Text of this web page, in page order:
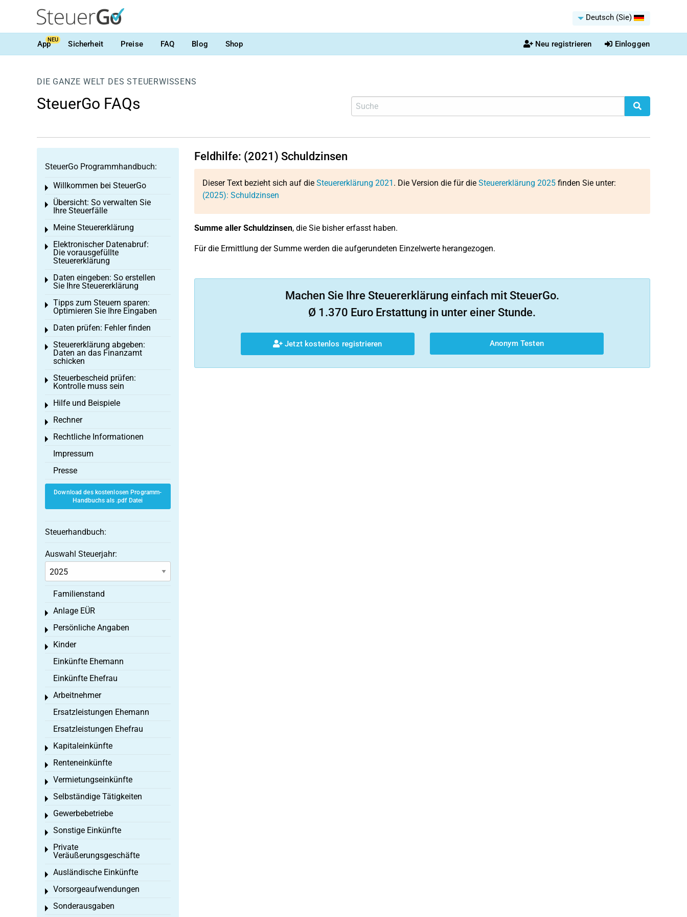
Deutsch (Sie)
AppNEU Sicherheit Preise FAQ Blog Shop Neu registrieren Einloggen
DIE GANZE WELT DES STEUERWISSENS
SteuerGo FAQs
Feldhilfe: (2021) Schuldzinsen
Dieser Text bezieht sich auf die Steuererklärung 2021 . Die Version die für die Steuererklärung 2025finden Sie unter:
(2025): Schuldzinsen
Summe aller Schuldzinsen, die Sie bisher erfasst haben.
Für die Ermittlung der Summe werden die aufgerundeten Einzelwerte herangezogen.
Machen Sie Ihre Steuererklärung einfach mit SteuerGo.
Ø 1.370 Euro Erstattung in unter einer Stunde.
Jetzt kostenlos registrieren Anonym Testen
SteuerGo Programmhandbuch:
Willkommen bei SteuerGo
Toggle menu
Übersicht: So verwalten Sie
Ihre Steuerfälle
Toggle menu
Meine Steuererklärung
Toggle menu
Elektronischer Datenabruf:
Die vorausgefüllte
Steuererklärung
Toggle menu
Daten eingeben: So erstellen
Sie Ihre Steuererklärung
Toggle menu
Tipps zum Steuern sparen:
Optimieren Sie Ihre Eingaben
Toggle menu
Daten prüfen: Fehler finden
Toggle menu
Steuererklärung abgeben:
Daten an das Finanzamt
schicken
Toggle menu
Steuerbescheid prüfen:
Kontrolle muss sein
Toggle menu
Hilfe und Beispiele
Toggle menu
Rechner
Toggle menu
Rechtliche Informationen
Toggle menu
Impressum
Presse
Download des kostenlosen Programm-
Handbuchs als .pdf Datei
Steuerhandbuch:
Auswahl Steuerjahr:
Familienstand
Anlage EÜR
Toggle menu
Persönliche Angaben
Toggle menu
Kinder
Toggle menu
Einkünfte Ehemann
Einkünfte Ehefrau
Arbeitnehmer
Toggle menu
Ersatzleistungen Ehemann
Ersatzleistungen Ehefrau
Kapitaleinkünfte
Toggle menu
Renteneinkünfte
Toggle menu
Vermietungseinkünfte
Toggle menu
Selbständige Tätigkeiten
Toggle menu
Gewerbebetriebe
Toggle menu
Sonstige Einkünfte
Toggle menu
Private
Veräußerungsgeschäfte
Toggle menu
Ausländische Einkünfte
Toggle menu
Vorsorgeaufwendungen
Toggle menu
Sonderausgaben
Toggle menu